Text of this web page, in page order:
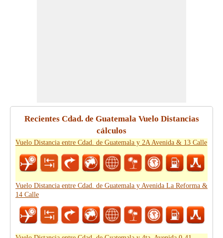
Recientes Cdad. de Guatemala Vuelo Distancias
cálculos
Vuelo Distancia entre Cdad. de Guatemala y 2A Avenida & 13 Calle
Vuelo Distancia entre Cdad. de Guatemala y Avenida La Reforma &
14 Calle